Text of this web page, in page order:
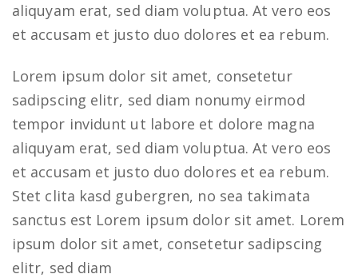
aliquyam erat, sed diam voluptua. At vero eos
et accusam et justo duo dolores et ea rebum.
Lorem ipsum dolor sit amet, consetetur
sadipscing elitr, sed diam nonumy eirmod
tempor invidunt ut labore et dolore magna
aliquyam erat, sed diam voluptua. At vero eos
et accusam et justo duo dolores et ea rebum.
Stet clita kasd gubergren, no sea takimata
sanctus est Lorem ipsum dolor sit amet. Lorem
ipsum dolor sit amet, consetetur sadipscing
elitr, sed diam